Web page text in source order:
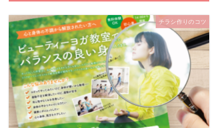
チラシ作りのコツ